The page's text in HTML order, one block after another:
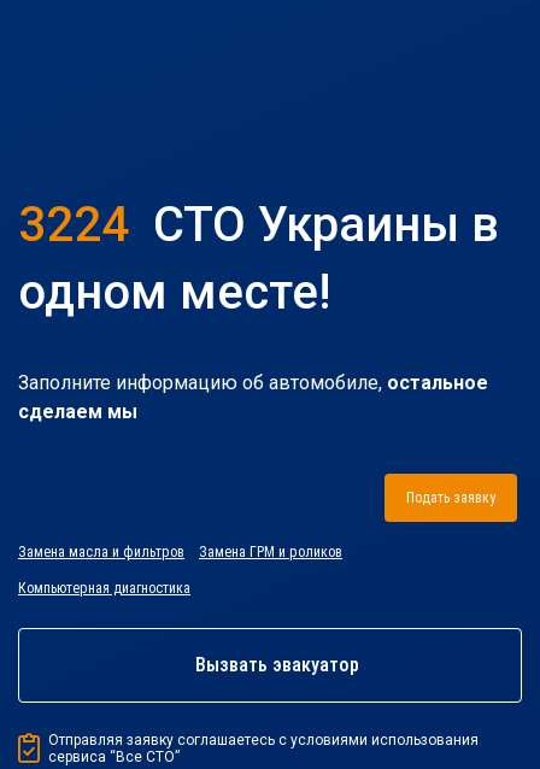
3224 СТО Украины в
одном месте!
Заполните информацию об автомобиле, остальное
сделаем мы
Подать заявку
Замена масла и фильтров Замена ГРМ и роликов
Компьютерная диагностика
Вызвать эвакуатор
Отправляя заявку соглашаетесь с условиями использования
сервиса “Все СТО”